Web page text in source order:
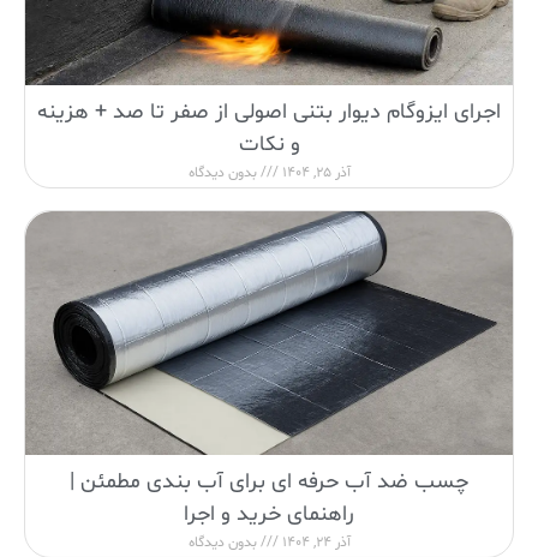
اجرای ایزوگام دیوار بتنی اصولی از صفر تا صد + هزینه
و نکات
آذر 25, 1404 بدون دیدگاه
چسب ضد آب حرفه ای برای آب بندی مطمئن |
راهنمای خرید و اجرا
آذر 24, 1404 بدون دیدگاه